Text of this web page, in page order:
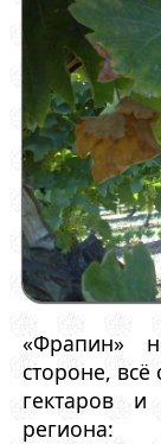
«Фрапин»
стороне,
гектаров
региона: